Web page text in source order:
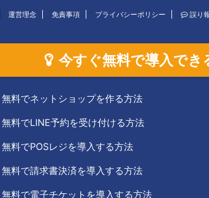
運営理念 免責事項 プライバシーポリシー 誤り
今すぐ無料で導入で
無料でネットショップを作る方法
無料でLINE予約を受け付ける方法
無料でPOSレジを導入する方法
無料で請求書決済を導入する方法
無料で電子チケットを導入する方法